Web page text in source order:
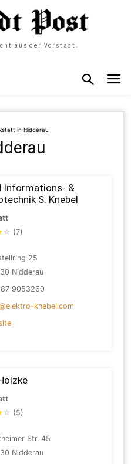
aus der Vorstadt.
in Nidderau
Informations- &
S. Knebel
☆ (7)
25
Nidderau
9053260
knebel.com
☆ (5)
Str. 45
Nidderau